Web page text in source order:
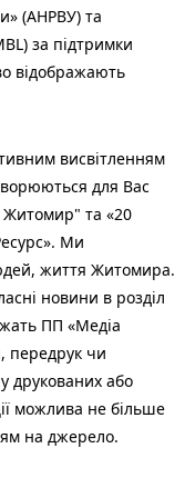
(АНРВУ) та
за підтримки
відображають
висвітленням
для Вас
Житомир" та «20
Ми
життя Житомира.
новини в розділ
ПП «Медіа
передрук чи
друкованих або
можлива не більше
на джерело.